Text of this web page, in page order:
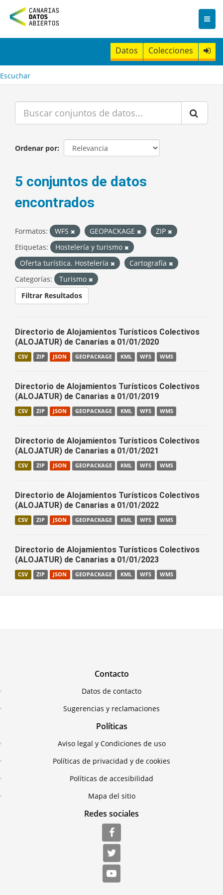
n
t
Datos Colecciones
Escuchar
Ordenar por
5 conjuntos de datos
encontrados
Formatos: WFS GEOPACKAGE
ZIP
Etiquetas:
Hostelería y turismo
Oferta turística. Hostelería
Cartografía
Categorías:
Turismo
Filtrar Resultados
Directorio de Alojamientos Turísticos Colectivos
(ALOJATUR) de Canarias a 01/01/2020
CSV ZIP JSON GEOPACKAGE KML WFS WMS
Directorio de Alojamientos Turísticos Colectivos
(ALOJATUR) de Canarias a 01/01/2019
CSV ZIP JSON GEOPACKAGE KML WFS WMS
Directorio de Alojamientos Turísticos Colectivos
(ALOJATUR) de Canarias a 01/01/2021
CSV ZIP JSON GEOPACKAGE KML WFS WMS
Directorio de Alojamientos Turísticos Colectivos
(ALOJATUR) de Canarias a 01/01/2022
CSV ZIP JSON GEOPACKAGE KML WFS WMS
Directorio de Alojamientos Turísticos Colectivos
(ALOJATUR) de Canarias a 01/01/2023
CSV ZIP JSON GEOPACKAGE KML WFS WMS
Contacto
Datos de contacto
Sugerencias y reclamaciones
Políticas
Aviso legal y Condiciones de uso
Políticas de privacidad y de cookies
Políticas de accesibilidad
Mapa del sitio
Redes sociales